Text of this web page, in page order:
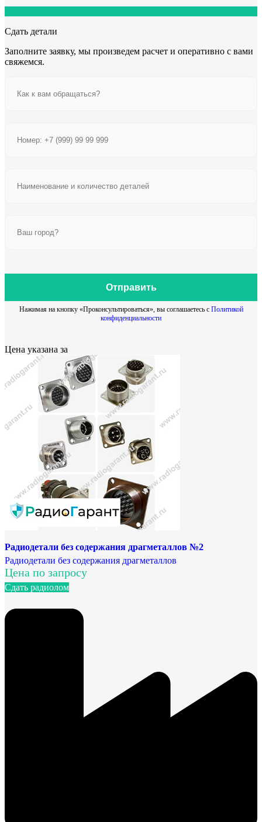
Сдать детали
Заполните заявку, мы произведем расчет и оперативно с вами
свяжемся.
Отправить
Нажимая на кнопку «Проконсультироваться», вы соглашаетесь с Политикой
конфиденциальности
Цена указана за
Радиодетали без содержания драгметаллов №2
Радиодетали без содержания драгметаллов
Цена по запросу
Сдать радиолом